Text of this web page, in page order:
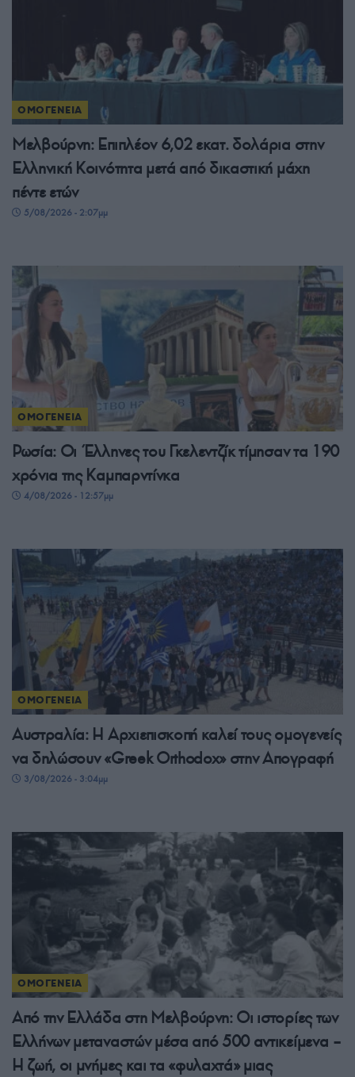
ΟΜΟΓΕΝΕΙΑ
Μελβούρνη: Επιπλέον 6,02 εκατ. δολάρια στην
Ελληνική Κοινότητα μετά από δικαστική μάχη
πέντε ετών
5/08/2026 - 2:07μμ
ΟΜΟΓΕΝΕΙΑ
Ρωσία: Οι Έλληνες του Γκελεντζίκ τίμησαν τα 190
χρόνια της Καμπαρντίνκα
4/08/2026 - 12:57μμ
ΟΜΟΓΕΝΕΙΑ
Αυστραλία: Η Αρχιεπισκοπή καλεί τους ομογενείς
να δηλώσουν «Greek Orthodox» στην Απογραφή
3/08/2026 - 3:04μμ
ΟΜΟΓΕΝΕΙΑ
Από την Ελλάδα στη Μελβούρνη: Οι ιστορίες των
Ελλήνων μεταναστών μέσα από 500 αντικείμενα –
Η ζωή, οι μνήμες και τα «φυλαχτά» μιας